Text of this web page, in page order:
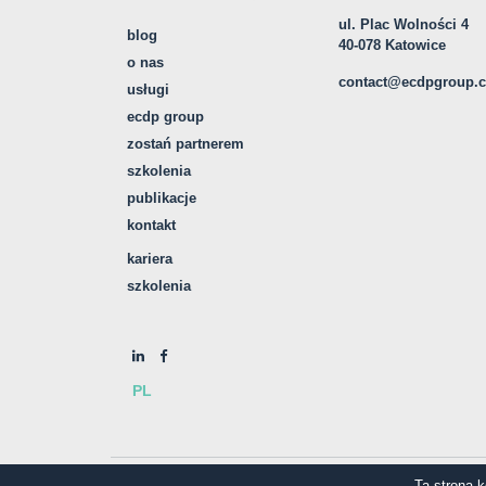
blog
o nas
usługi
ecdp group
zostań partnerem
szkolenia
publikacje
kontakt
kariera
szkolenia
PL
ul. Plac Wolności 4
40-078 Katowice